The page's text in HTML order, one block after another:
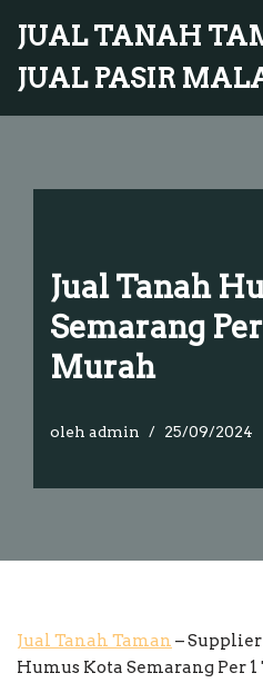
ke
konten
JUAL TANAH
JUAL PASIR
Jual Tanah
Semarang
Murah
oleh admin 25/09/2024
Jual Tanah Taman –
Humus Kota Semarang Per